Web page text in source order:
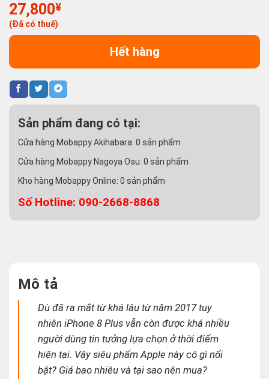
27,800¥
(Đã có thuế)
Hết hàng
Sản phẩm đang có tại:
Cửa hàng Mobappy Akihabara: 0 sản phẩm
Cửa hàng Mobappy Nagoya Osu: 0 sản phẩm
Kho hàng Mobappy Online: 0 sản phẩm
Số Hotline: 090-2668-8868
Mô tả
Dù đã ra mắt từ khá lâu từ năm 2017 tuy
nhiên iPhone 8 Plus vẫn còn được khá nhiều
người dùng tin tưởng lựa chọn ở thời điểm
hiện tại. Vậy siêu phẩm Apple này có gì nổi
bật? Giá bao nhiêu và tại sao nên mua?